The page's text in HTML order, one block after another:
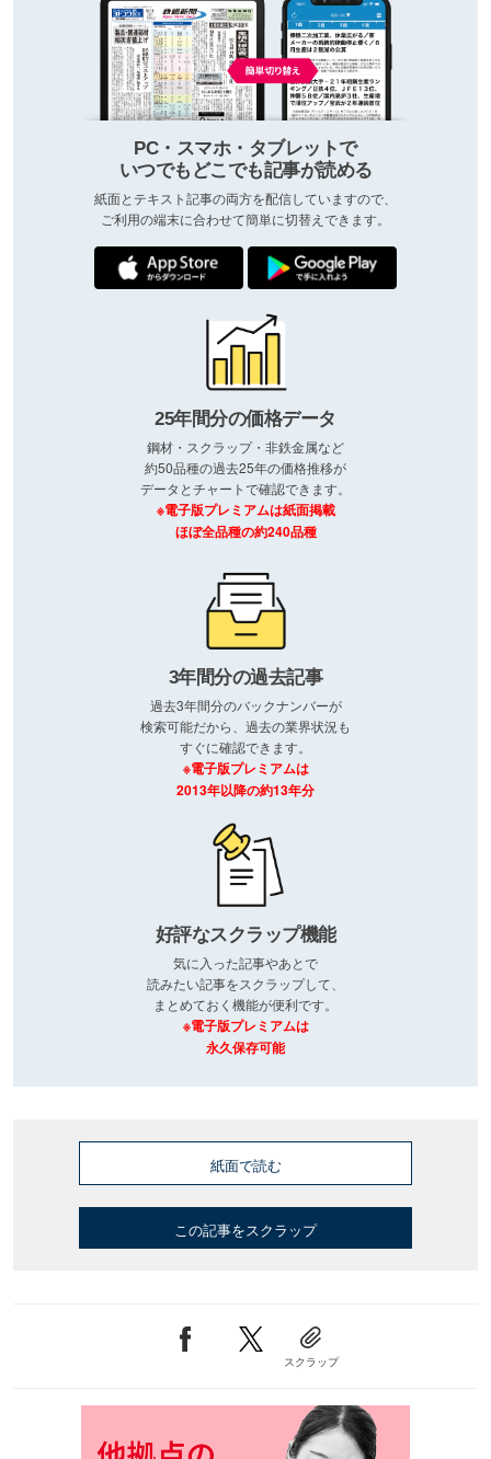
PC・スマホ・タブレットで
いつでもどこでも記事が読める
紙面とテキスト記事の両方を配信していますので、
ご利用の端末に合わせて簡単に切替えできます。
25年間分の価格データ
鋼材・スクラップ・非鉄金属など
約50品種の過去25年の価格推移が
データとチャートで確認できます。
※電子版プレミアムは紙面掲載
ほぼ全品種の約240品種
3年間分の過去記事
過去3年間分のバックナンバーが
検索可能だから、過去の業界状況も
すぐに確認できます。
※電子版プレミアムは
2013年以降の約13年分
好評なスクラップ機能
気に入った記事やあとで
読みたい記事をスクラップして、
まとめておく機能が便利です。
※電子版プレミアムは
永久保存可能
紙面で読む
この記事をスクラップ
スクラップ